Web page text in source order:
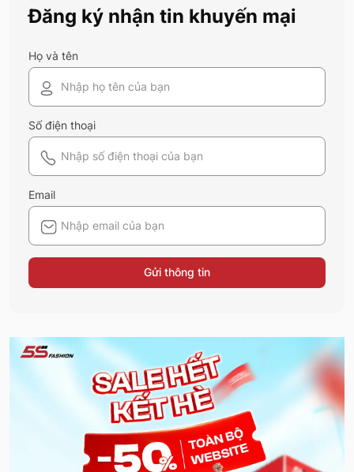
của 5S Fashion dưới đây.
Đăng ký nhận tin khuyến mại
Họ và tên
Số điện thoại
Email
Gửi thông tin